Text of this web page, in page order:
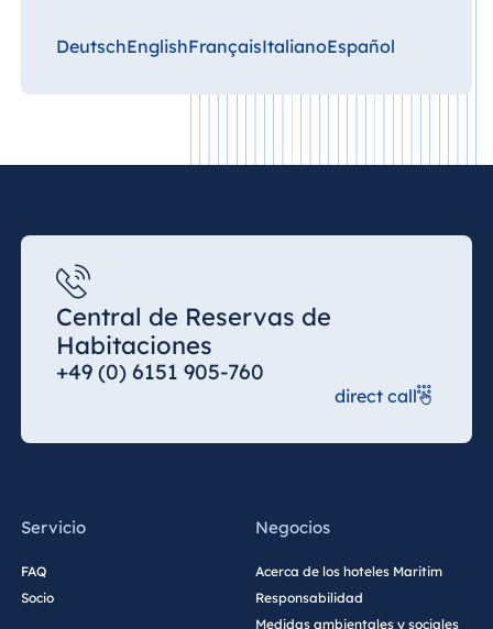
DeutschEnglishFrançaisItalianoEspañol
Central de Reservas de
Habitaciones
+49 (0) 6151 905-760
direct call
Servicio
FAQ
Socio
Negocios
Acerca de los hoteles Maritim
Responsabilidad
Medidas ambientales y sociales